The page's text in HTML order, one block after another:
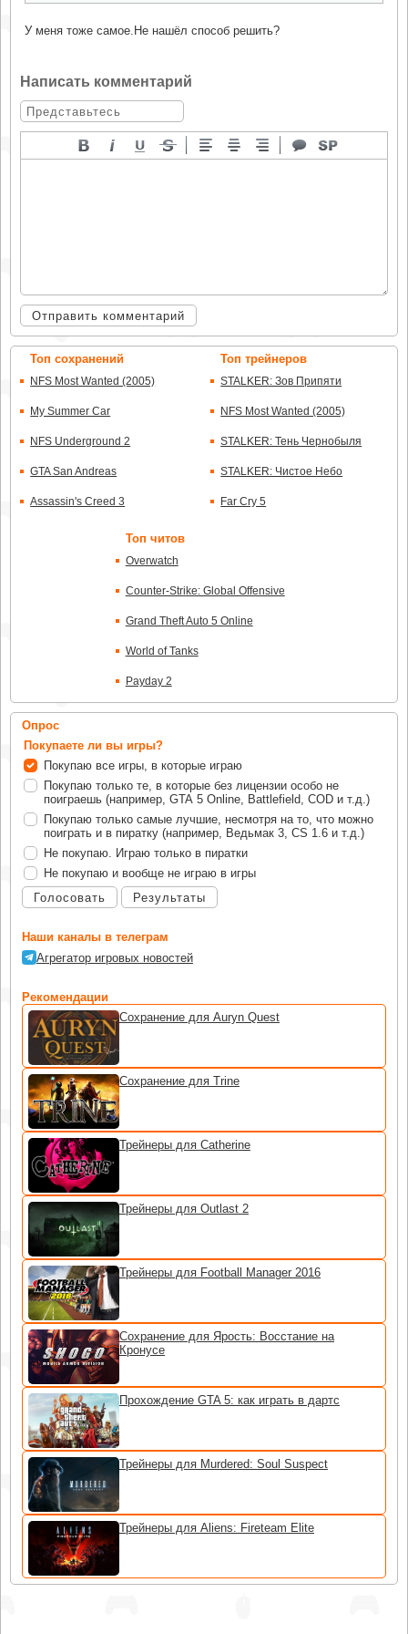
Топ сохранений
NFS Most Wanted (2005)
My Summer Car
NFS Underground 2
GTA San Andreas
Assassin's Creed 3
Топ трейнеров
STALKER: Зов Припяти
NFS Most Wanted (2005)
STALKER: Тень Чернобыля
STALKER: Чистое Небо
Far Cry 5
Топ читов
Overwatch
Counter-Strike: Global Offensive
Grand Theft Auto 5 Online
World of Tanks
Payday 2
У меня тоже самое.Не нашёл способ решить?
Написать комментарий
Отправить комментарий
Опрос
Покупаете ли вы игры?
Покупаю все игры, в которые играю
Покупаю только те, в которые без лицензии особо не
поиграешь (например, GTA 5 Online, Battlefield, COD и т.д.)
Покупаю только самые лучшие, несмотря на то, что можно
поиграть и в пиратку (например, Ведьмак 3, CS 1.6 и т.д.)
Не покупаю. Играю только в пиратки
Не покупаю и вообще не играю в игры
Голосовать
Результаты
Наши каналы в телеграм
Агрегатор игровых новостей
Рекомендации
Сохранение для Auryn Quest
Сохранение для Trine
Трейнеры для Catherine
Трейнеры для Outlast 2
Трейнеры для Football Manager 2016
Сохранение для Ярость: Восстание на
Кронусе
Прохождение GTA 5: как играть в дартс
Трейнеры для Murdered: Soul Suspect
Трейнеры для Aliens: Fireteam Elite